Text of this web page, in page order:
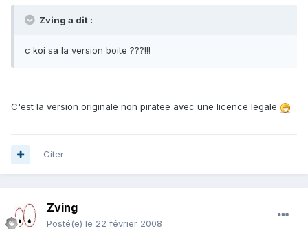
Zving a dit :
c koi sa la version boite ???!!!
C'est la version originale non piratee avec une licence legale
Citer
Zving
Posté(e) le 22 février 2008